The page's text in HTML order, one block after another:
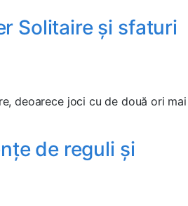
Solitaire și sfaturi
deoarece joci cu de două ori mai
de reguli și